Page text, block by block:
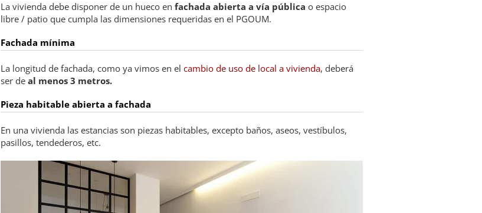
La vivienda debe disponer de un hueco en fachada abierta a vía pública o espacio
libre / patio que cumpla las dimensiones requeridas en el PGOUM.
Fachada mínima
La longitud de fachada, como ya vimos en el cambio de uso de local a vivienda, deberá
ser de al menos 3 metros.
Pieza habitable abierta a fachada
En una vivienda las estancias son piezas habitables, excepto baños, aseos, vestíbulos,
pasillos, tendederos, etc.